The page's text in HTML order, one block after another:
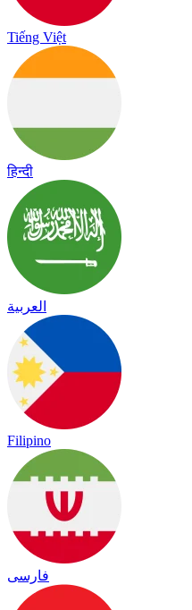
Tiếng Việt
हिन्दी
العربية
Filipino
فارسی